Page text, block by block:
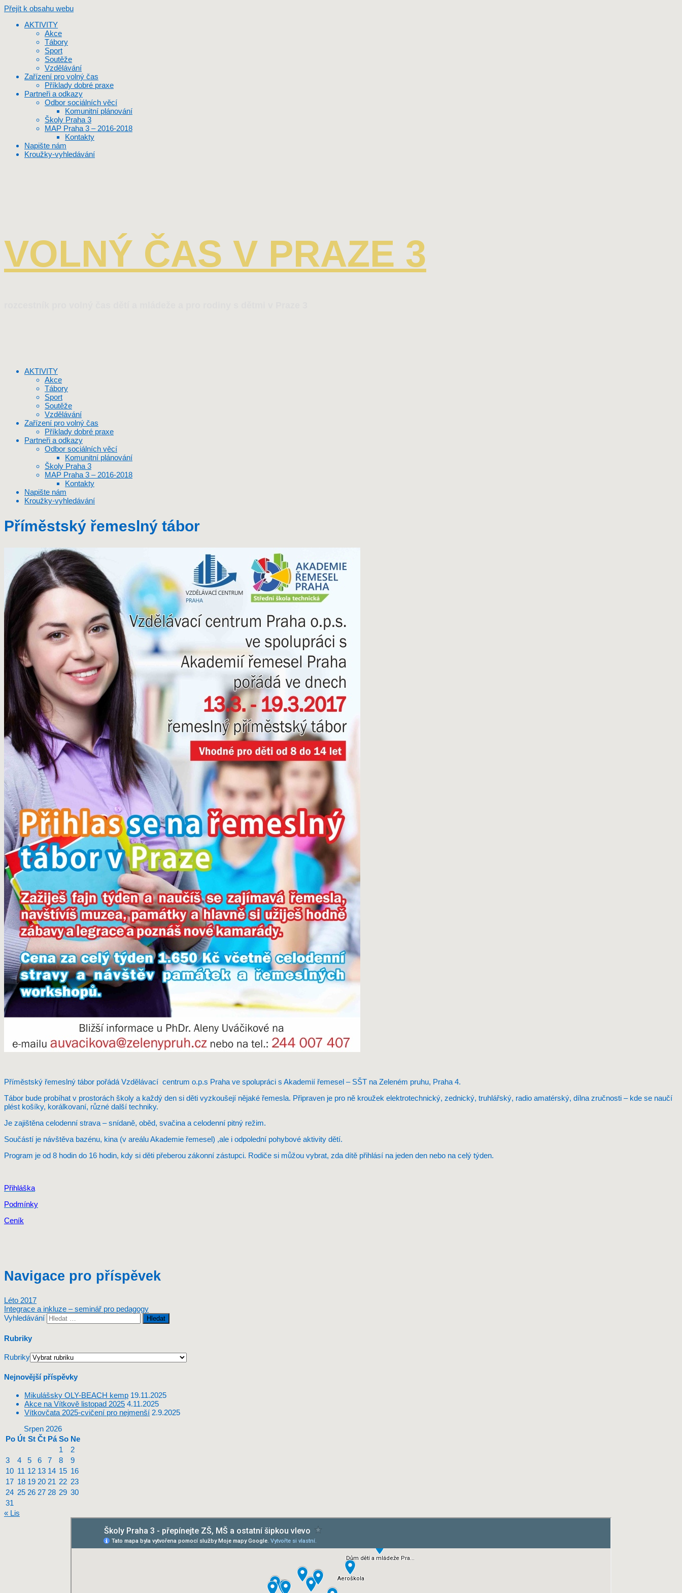
Přejít k obsahu webu
AKTIVITY
Akce
Tábory
Sport
Soutěže
Vzdělávání
Zařízení pro volný čas
Příklady dobré praxe
Partneři a odkazy
Odbor sociálních věcí
Komunitní plánování
Školy Praha 3
MAP Praha 3 – 2016-2018
Kontakty
Napište nám
Kroužky-vyhledávání
VOLNÝ ČAS V PRAZE 3
AKTIVITY
Akce
Tábory
Sport
Soutěže
Vzdělávání
Zařízení pro volný čas
Příklady dobré praxe
Partneři a odkazy
Odbor sociálních věcí
Komunitní plánování
Školy Praha 3
MAP Praha 3 – 2016-2018
Kontakty
Napište nám
Kroužky-vyhledávání
Příměstský řemeslný tábor
Příměstský řemeslný tábor pořádá Vzdělávací centrum o.p.s Praha ve spolupráci s Akademií řemesel – SŠT na Zeleném pruhu, Praha 4.
Tábor bude probíhat v prostorách školy a každý den si děti vyzkoušejí nějaké řemesla. Připraven je pro ně kroužek elektrotechnický, zednický, truhlářský, radio amatérský, dílna zručnosti – kde se naučí
plést košíky, korálkovaní, různé další techniky.
Je zajištěna celodenní strava – snídaně, oběd, svačina a celodenní pitný režim.
Součástí je návštěva bazénu, kina (v areálu Akademie řemesel) ,ale i odpolední pohybové aktivity dětí.
Program je od 8 hodin do 16 hodin, kdy si děti přeberou zákonní zástupci. Rodiče si můžou vybrat, zda dítě přihlásí na jeden den nebo na celý týden.
Přihláška
Podmínky
Ceník
Navigace pro příspěvek
Léto 2017
Integrace a inkluze – seminář pro pedagogy
Vyhledávání
Rubriky
Rubriky
Nejnovější příspěvky
Mikulášsky OLY-BEACH kemp 19.11.2025
Akce na Vítkově listopad 2025 4.11.2025
Vítkovčata 2025-cvičení pro nejmenší 2.9.2025
Srpen 2026
Po Út St Čt Pá So Ne
1
2
3
4 5 6 7 8
9
10 11 12 13 14 15 16
17 18 19 20 21 22 23
24 25 26 27 28 29 30
31
« Lis